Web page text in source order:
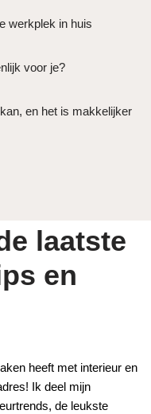
werkplek in huis
voor je?
en het is makkelijker
laatste
en
heeft met interieur en
Ik deel mijn
de leukste